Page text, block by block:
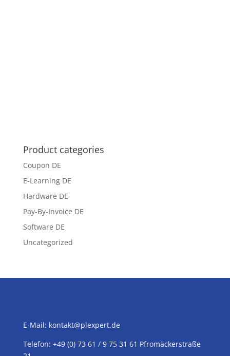
Product categories
Coupon DE
E-Learning DE
Hardware DE
Pay-By-Invoice DE
Software DE
Uncategorized
E-Mail: kontakt@plexpert.de
Telefon: +49 (0) 73 61 / 9 75 31 61 Pfromäckerstraße